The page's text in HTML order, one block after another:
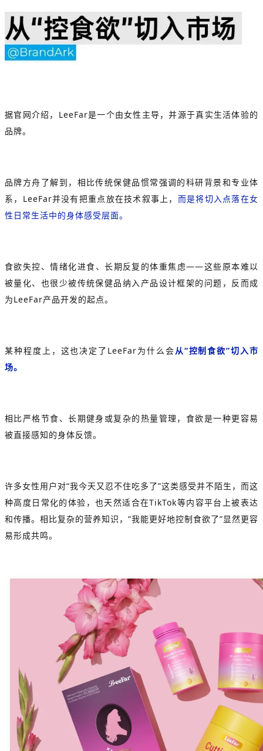
据官网介绍，LeeFar是一个由女性主导，并源于真实生活体验的
品牌。
品牌方舟了解到，相比传统保健品惯常强调的科研背景和专业体
系，LeeFar并没有把重点放在技术叙事上， 而是将切入点落在女
性日常生活中的身体感受层面。
食欲失控、情绪化进食、长期反复的体重焦虑——这些原本难以
被量化、也很少被传统保健品纳入产品设计框架的问题，反而成
为LeeFar产品开发的起点。
某种程度上，这也决定了LeeFar为什么会从“控制食欲”切入市
场。
相比严格节食、长期健身或复杂的热量管理，食欲是一种更容易
被直接感知的身体反馈。
许多女性用户对“我今天又忍不住吃多了”这类感受并不陌生，而这
种高度日常化的体验，也天然适合在TikTok等内容平台上被表达
和传播。相比复杂的营养知识，“我能更好地控制食欲了”显然更容
易形成共鸣。